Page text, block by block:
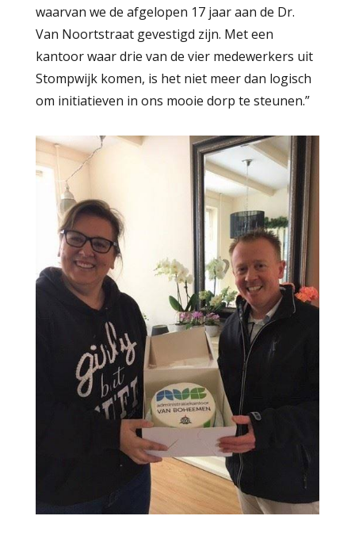
waarvan we de afgelopen 17 jaar aan de Dr.
Van Noortstraat gevestigd zijn. Met een
kantoor waar drie van de vier medewerkers uit
Stompwijk komen, is het niet meer dan logisch
om initiatieven in ons mooie dorp te steunen.”